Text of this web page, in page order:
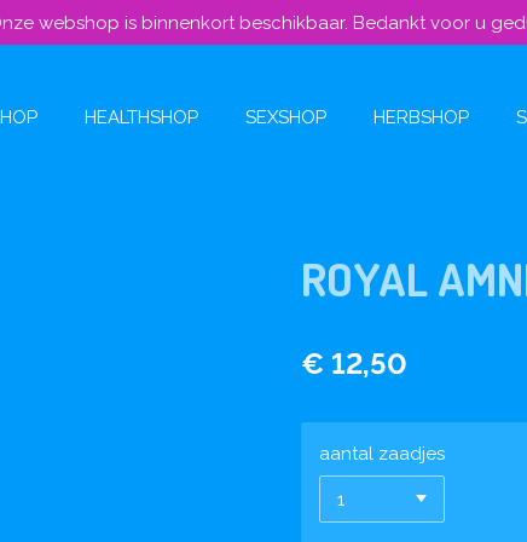
webshop is binnenkort beschikbaar. Bedankt voor u
HEALTHSHOP SEXSHOP HERBSHOP
ROYAL
€ 12,50
aantal zaadjes